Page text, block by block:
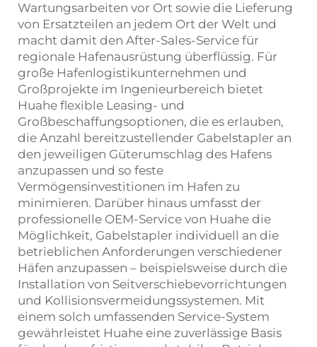
Wartungsarbeiten vor Ort sowie die Lieferung
von Ersatzteilen an jedem Ort der Welt und
macht damit den After-Sales-Service für
regionale Hafenausrüstung überflüssig. Für
große Hafenlogistikunternehmen und
Großprojekte im Ingenieurbereich bietet
Huahe flexible Leasing- und
Großbeschaffungsoptionen, die es erlauben,
die Anzahl bereitzustellender Gabelstapler an
den jeweiligen Güterumschlag des Hafens
anzupassen und so feste
Vermögensinvestitionen im Hafen zu
minimieren. Darüber hinaus umfasst der
professionelle OEM-Service von Huahe die
Möglichkeit, Gabelstapler individuell an die
betrieblichen Anforderungen verschiedener
Häfen anzupassen – beispielsweise durch die
Installation von Seitverschiebevorrichtungen
und Kollisionsvermeidungssystemen. Mit
einem solch umfassenden Service-System
gewährleistet Huahe eine zuverlässige Basis